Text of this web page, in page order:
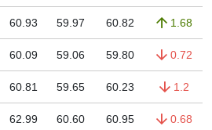
60.93 59.97 60.82 1.68
60.09 59.06 59.80 0.72
60.81 59.65 60.23 1.2
62.99 60.60 60.95 0.68